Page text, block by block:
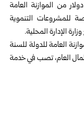
تخصيص 10 ملايين دولار من الموازنة العامة
ومخصصة للمشروعات التنموية
الإدارة المحلية.
العامة للدولة للسنة
المال العام، تصب في خدمة